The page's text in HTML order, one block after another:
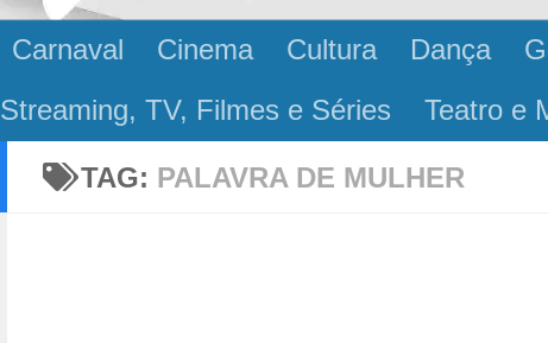
Carnaval Cinema Cultura Dança
Streaming, TV, Filmes e Séries Teatro e
TAG: PALAVRA DE MULHER